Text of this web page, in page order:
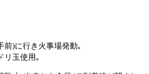
前)に行き火事場発動｡
リ玉使用｡